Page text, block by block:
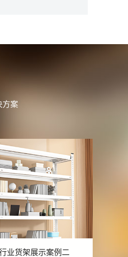
方案
业货架展示案例一